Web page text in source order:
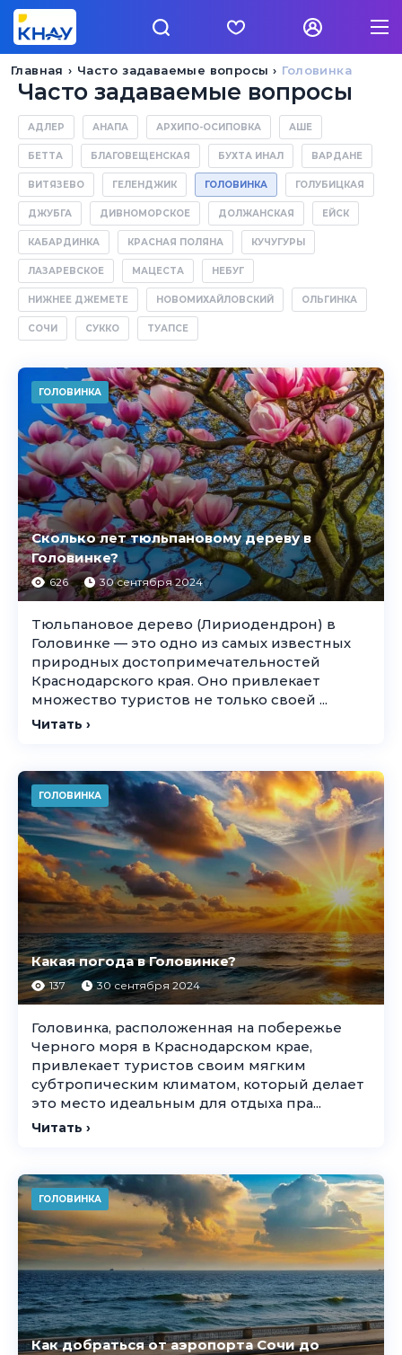
Головинка
Часто задаваемые вопросы
Главная
Часто задаваемые вопросы
АДЛЕР АНАПА АРХИПО-ОСИПОВКА АШЕ
БЕТТА БЛАГОВЕЩЕНСКАЯ БУХТА ИНАЛ ВАРДАНЕ
ВИТЯЗЕВО ГЕЛЕНДЖИК ГОЛОВИНКА ГОЛУБИЦКАЯ
ДЖУБГА ДИВНОМОРСКОЕ ДОЛЖАНСКАЯ ЕЙСК
КАБАРДИНКА КРАСНАЯ ПОЛЯНА КУЧУГУРЫ
ЛАЗАРЕВСКОЕ МАЦЕСТА НЕБУГ
НИЖНЕЕ ДЖЕМЕТЕ НОВОМИХАЙЛОВСКИЙ ОЛЬГИНКА
СОЧИ СУККО ТУАПСЕ
ГОЛОВИНКА
Cколько лет тюльпановому дереву в
Головинке?
626 30 сентября 2024
Тюльпановое дерево (Лириодендрон) в
Головинке — это одно из самых известных
природных достопримечательностей
Краснодарского края. Оно привлекает
множество туристов не только своей ...
Читать ›
ГОЛОВИНКА
Какая погода в Головинке?
137 30 сентября 2024
Головинка, расположенная на побережье
Черного моря в Краснодарском крае,
привлекает туристов своим мягким
субтропическим климатом, который делает
это место идеальным для отдыха пра...
Читать ›
ГОЛОВИНКА
Как добраться от аэропорта Сочи до